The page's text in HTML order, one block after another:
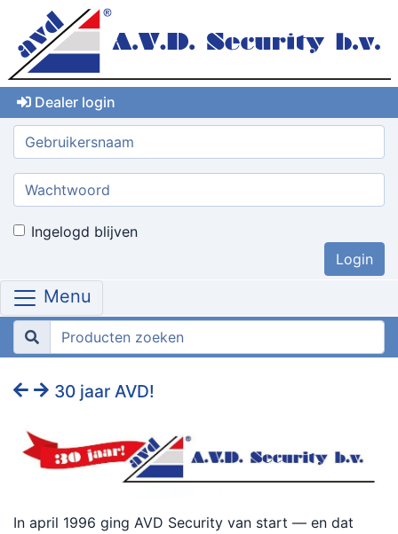
Dealer login
Gebruikersnaam:
Wachtwoord:
Ingelogd blijven
Menu
30 jaar AVD!
In april 1996 ging AVD Security van start — en dat